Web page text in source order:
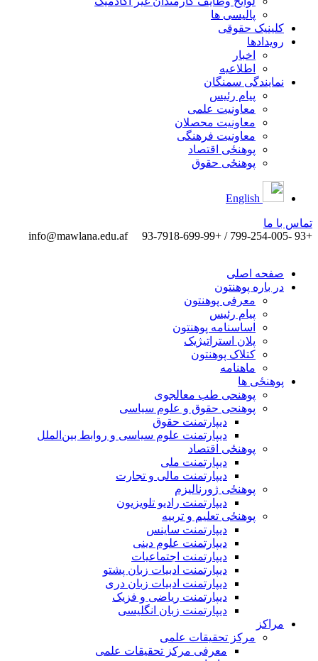
پالیسی ها
کلینیک حقوقی
رویدادها
اخبار
اطلاعیه
نمایندگی سمنگان
پیام رئیس
معاونیت علمی
معاونیت محصلان
معاونیت فرهنگی
پوهنځی اقتصاد
پوهنځی حقوق
تماس ‌با ‌ما
+93 -799-254-005 / +93-7918-699-99
info@mawlana.edu.af
صفحه اصلی
در باره پوهنتون
معرفی پوهنتون
پیام رئیس
اساسنامه پوهنتون
پلان استراتیژیک
کتلاک پوهنتون
ماهنامه
پوهنځی ها
پوهنحی طب معالجوی
پوهنحی حقوق و علوم سیاسی
دیپارتمنت حقوق
دیپارتمنت علوم سیاسی و روابط بین‌الملل
پوهنځی اقتصاد
دیپارتمنت ملی
دیپارتمنت مالی و تجارت
پوهنځی ژورنالیزم
دیپارتمنت رادیو تلویزیون
پوهنځی تعلیم و تربیه
دیپارتمنت ساینس
دیپارتمنت علوم دینی
دیپارتمنت اجتماعیات
دیپارتمنت ادبیات زبان پشتو
دیپارتمنت ادبیات زبان دری
دیپارتمنت ریاضی و فزیک
دیپارتمنت زبان انگلیسی
مراکز
مرکز تحقیقات علمی
معرفی مرکز تحقیقات علمی